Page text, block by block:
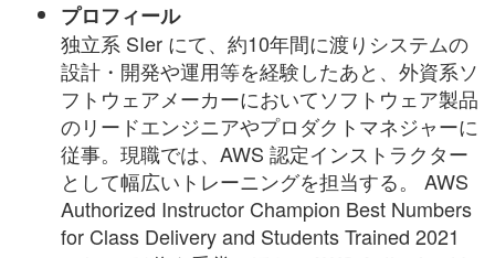
プロフィール
独立系 SIer にて、約10年間に渡りシステムの
設計・開発や運用等を経験したあと、外資系ソ
フトウェアメーカーにおいてソフトウェア製品
のリードエンジニアやプロダクトマネジャーに
従事。現職では、AWS 認定インストラクター
として幅広いトレーニングを担当する。 AWS
Authorized Instructor Champion Best Numbers
for Class Delivery and Students Trained 2021